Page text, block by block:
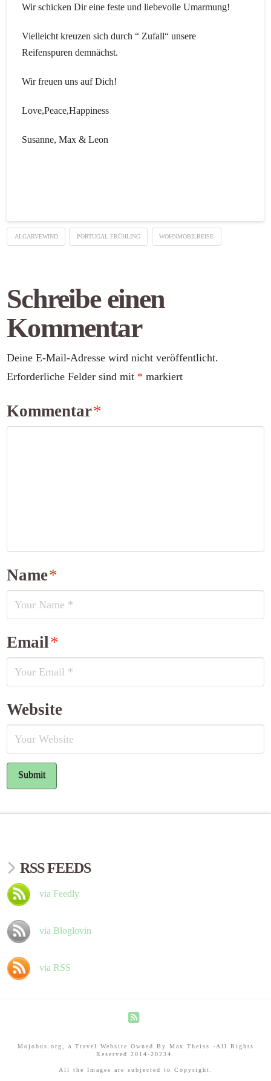
Wir schicken Dir eine feste und liebevolle Umarmung!
Vielleicht kreuzen sich durch “ Zufall“ unsere
Reifenspuren demnächst.
Wir freuen uns auf Dich!
Love,Peace,Happiness
Susanne, Max & Leon
ALGARVEWIND PORTUGAL FRÜHLING WOHNMOBILREISE
Schreibe einen
Kommentar
Deine E-Mail-Adresse wird nicht veröffentlicht.
Erforderliche Felder sind mit * markiert
Kommentar*
Name*
Email*
Website
RSS FEEDS
via Feedly
via Bloglovin
via RSS
Mojobus.org, a Travel Website Owned By Max Theiss -All Rights
Reserved 2014-20234.
All the Images are subjected to Copyright.